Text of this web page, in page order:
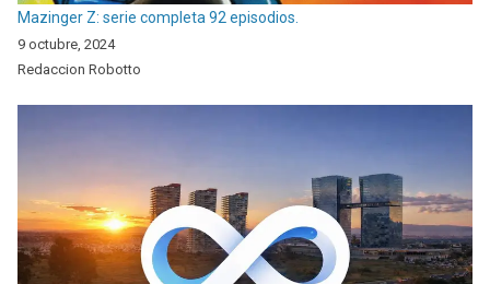
Mazinger Z: serie completa 92 episodios.
9 octubre, 2024
Redaccion Robotto